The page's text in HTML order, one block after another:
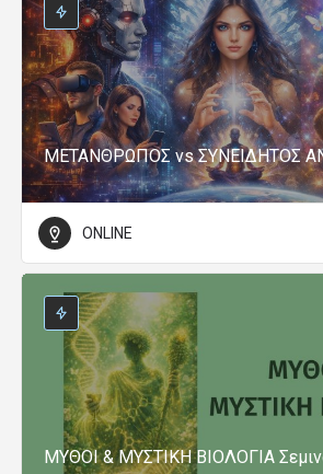
ΜΕΤΑΝΘΡΩΠΟΣ vs ΣΥΝΕΙΔΗΤΟΣ
ONLINE
ΜΥΘΟΙ & ΜΥΣΤΙΚΗ ΒΙΟΛΟΓΙΑ